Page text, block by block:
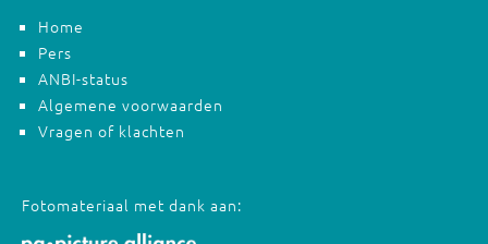
Home
Pers
ANBI-status
Algemene voorwaarden
Vragen of klachten
Fotomateriaal met dank aan: